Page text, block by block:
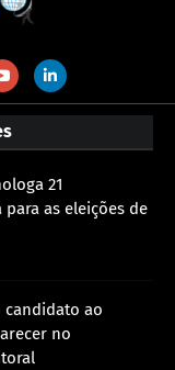
21
as eleições de
ao
no